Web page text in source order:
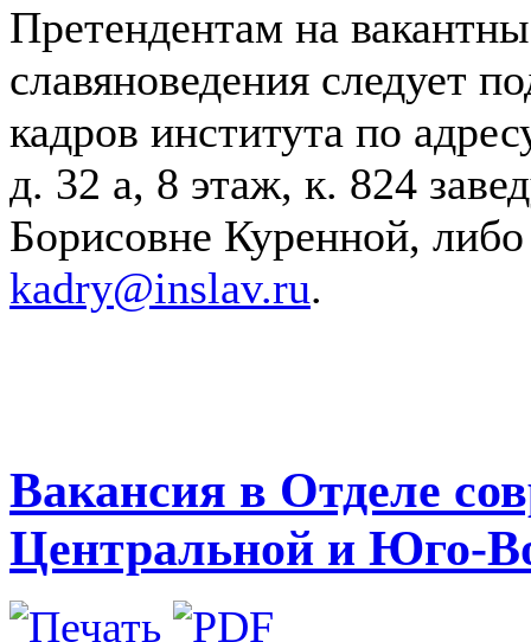
Претендентам на
славяноведения следует
кадров института по
д. 32 а, 8 этаж, к. 824
Борисовне Куренной,
kadry@inslav.ru.
Вакансия в Отделе
Центральной и Юго-